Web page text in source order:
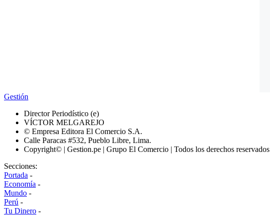
Gestión
Director Periodístico (e)
VÍCTOR MELGAREJO
© Empresa Editora El Comercio S.A.
Calle Paracas #532, Pueblo Libre, Lima.
Copyright© | Gestion.pe | Grupo El Comercio | Todos los derechos reservados
Secciones:
Portada -
Economía -
Mundo -
Perú -
Tu Dinero -